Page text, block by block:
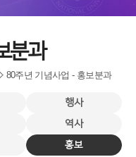
분과
80주년 기념사업 - 홍보분과
행사
역사
홍보